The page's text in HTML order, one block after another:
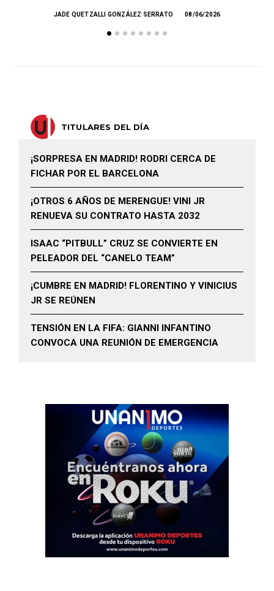
JADE QUETZALLI GONZÁLEZ SERRATO 08/06/2026
TITULARES DEL DÍA
¡SORPRESA EN MADRID! RODRI CERCA DE
FICHAR POR EL BARCELONA
¡OTROS 6 AÑOS DE MERENGUE! VINI JR
RENUEVA SU CONTRATO HASTA 2032
ISAAC “PITBULL” CRUZ SE CONVIERTE EN
PELEADOR DEL “CANELO TEAM”
¡CUMBRE EN MADRID! FLORENTINO Y VINICIUS
JR SE REÚNEN
TENSIÓN EN LA FIFA: GIANNI INFANTINO
CONVOCA UNA REUNIÓN DE EMERGENCIA